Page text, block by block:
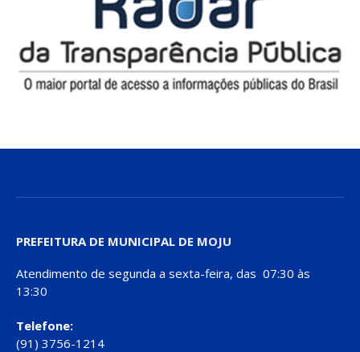
PREFEITURA DE MUNICIPAL DE MOJU
Atendimento de segunda a sexta-feira, das 07:30 às
13:30
Telefone:
(91) 3756-1214